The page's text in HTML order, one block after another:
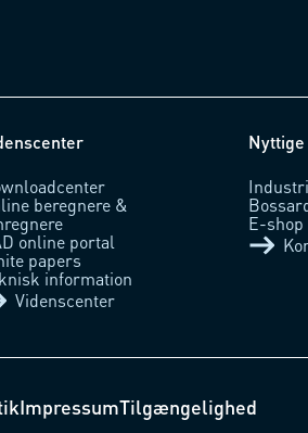
beregnere &
online portal
papers
information
Videnscenter
E-
ImpressumTilgængelighed